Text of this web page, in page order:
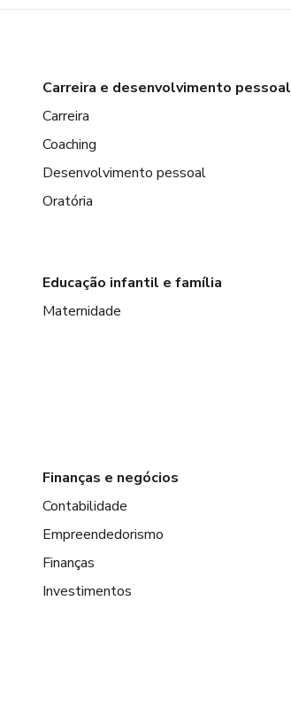
Carreira e desenvolvimento pessoal
Carreira
Coaching
Desenvolvimento pessoal
Oratória
Educação infantil e família
Maternidade
Finanças e negócios
Contabilidade
Empreendedorismo
Finanças
Investimentos